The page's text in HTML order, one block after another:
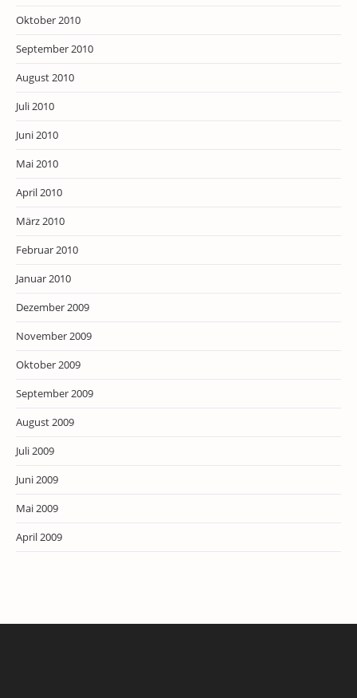
Oktober 2010
September 2010
August 2010
Juli 2010
Juni 2010
Mai 2010
April 2010
März 2010
Februar 2010
Januar 2010
Dezember 2009
November 2009
Oktober 2009
September 2009
August 2009
Juli 2009
Juni 2009
Mai 2009
April 2009